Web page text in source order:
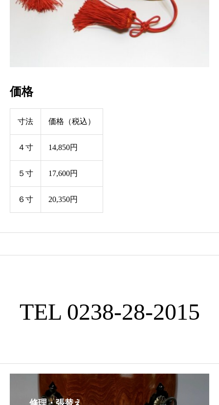
価格
寸法 価格（税込）
４寸 14,850円
５寸 17,600円
６寸 20,350円
TEL 0238-28-2015
修理・張替え